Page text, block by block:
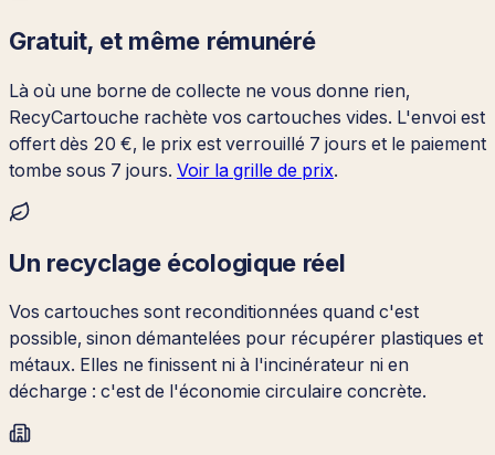
Gratuit, et même rémunéré
Là où une borne de collecte ne vous donne rien,
RecyCartouche rachète vos cartouches vides. L'envoi est
offert dès 20 €, le prix est verrouillé 7 jours et le paiement
tombe sous 7 jours. Voir la grille de prix.
Un recyclage écologique réel
Vos cartouches sont reconditionnées quand c'est
possible, sinon démantelées pour récupérer plastiques et
métaux. Elles ne finissent ni à l'incinérateur ni en
décharge : c'est de l'économie circulaire concrète.